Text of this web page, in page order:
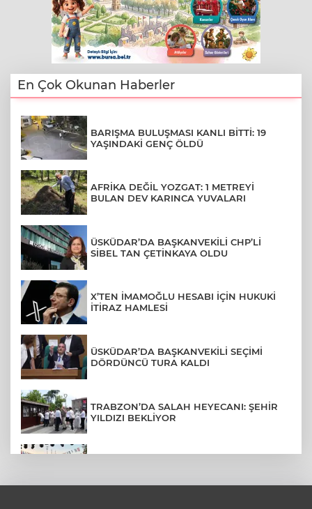
En Çok Okunan Haberler
BARIŞMA BULUŞMASI KANLI BİTTİ: 19
YAŞINDAKİ GENÇ ÖLDÜ
AFRİKA DEĞİL YOZGAT: 1 METREYİ
BULAN DEV KARINCA YUVALARI
ÜSKÜDAR’DA BAŞKANVEKİLİ CHP’Lİ
SİBEL TAN ÇETİNKAYA OLDU
X’TEN İMAMOĞLU HESABI İÇİN HUKUKİ
İTİRAZ HAMLESİ
ÜSKÜDAR’DA BAŞKANVEKİLİ SEÇİMİ
DÖRDÜNCÜ TURA KALDI
TRABZON’DA SALAH HEYECANI: ŞEHİR
YILDIZI BEKLİYOR